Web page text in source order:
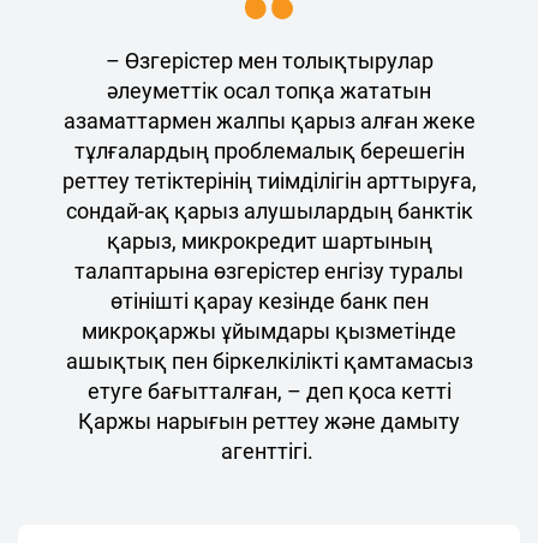
– Өзгерістер мен толықтырулар
әлеуметтік осал топқа жататын
азаматтармен жалпы қарыз алған жеке
тұлғалардың проблемалық берешегін
реттеу тетіктерінің тиімділігін арттыруға,
сондай-ақ қарыз алушылардың банктік
қарыз, микрокредит шартының
талаптарына өзгерістер енгізу туралы
өтінішті қарау кезінде банк пен
микроқаржы ұйымдары қызметінде
ашықтық пен біркелкілікті қамтамасыз
етуге бағытталған, – деп қоса кетті
Қаржы нарығын реттеу және дамыту
агенттігі.